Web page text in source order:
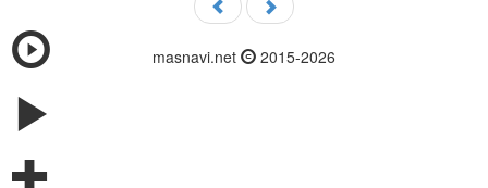
masnavi.net 2015-2026